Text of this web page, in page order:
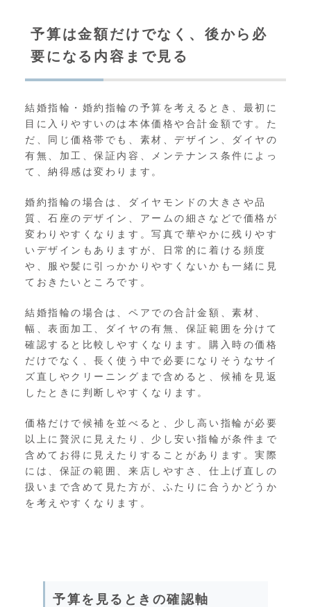
予算は金額だけでなく、後から必
要になる内容まで見る
結婚指輪・婚約指輪の予算を考えるとき、最初に
目に入りやすいのは本体価格や合計金額です。た
だ、同じ価格帯でも、素材、デザイン、ダイヤの
有無、加工、保証内容、メンテナンス条件によっ
て、納得感は変わります。
婚約指輪の場合は、ダイヤモンドの大きさや品
質、石座のデザイン、アームの細さなどで価格が
変わりやすくなります。写真で華やかに残りやす
いデザインもありますが、日常的に着ける頻度
や、服や髪に引っかかりやすくないかも一緒に見
ておきたいところです。
結婚指輪の場合は、ペアでの合計金額、素材、
幅、表面加工、ダイヤの有無、保証範囲を分けて
確認すると比較しやすくなります。購入時の価格
だけでなく、長く使う中で必要になりそうなサイ
ズ直しやクリーニングまで含めると、候補を見返
したときに判断しやすくなります。
価格だけで候補を並べると、少し高い指輪が必要
以上に贅沢に見えたり、少し安い指輪が条件まで
含めてお得に見えたりすることがあります。実際
には、保証の範囲、来店しやすさ、仕上げ直しの
扱いまで含めて見た方が、ふたりに合うかどうか
を考えやすくなります。
予算を見るときの確認軸